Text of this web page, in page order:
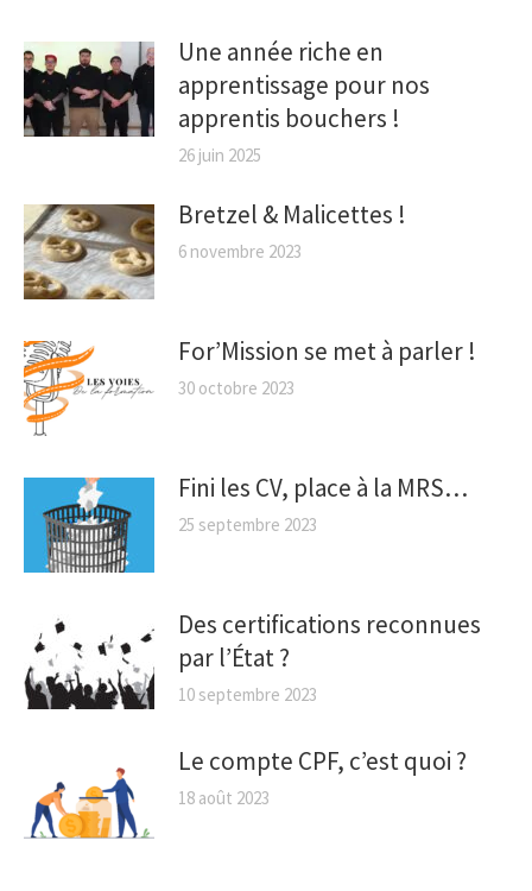
Une année riche en
apprentissage pour nos
apprentis bouchers !
26 juin 2025
Bretzel & Malicettes !
6 novembre 2023
For’Mission se met à parler !
30 octobre 2023
Fini les CV, place à la MRS…
25 septembre 2023
Des certifications reconnues
par l’État ?
10 septembre 2023
Le compte CPF, c’est quoi ?
18 août 2023